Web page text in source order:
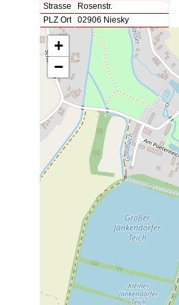
Strasse
Rosenstr.
PLZ Ort
02906 Niesky
+
−